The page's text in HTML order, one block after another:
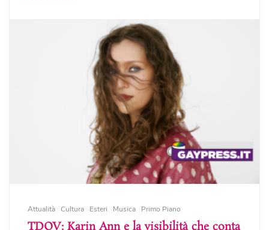
Attualità Cultura Esteri Musica Primo Piano